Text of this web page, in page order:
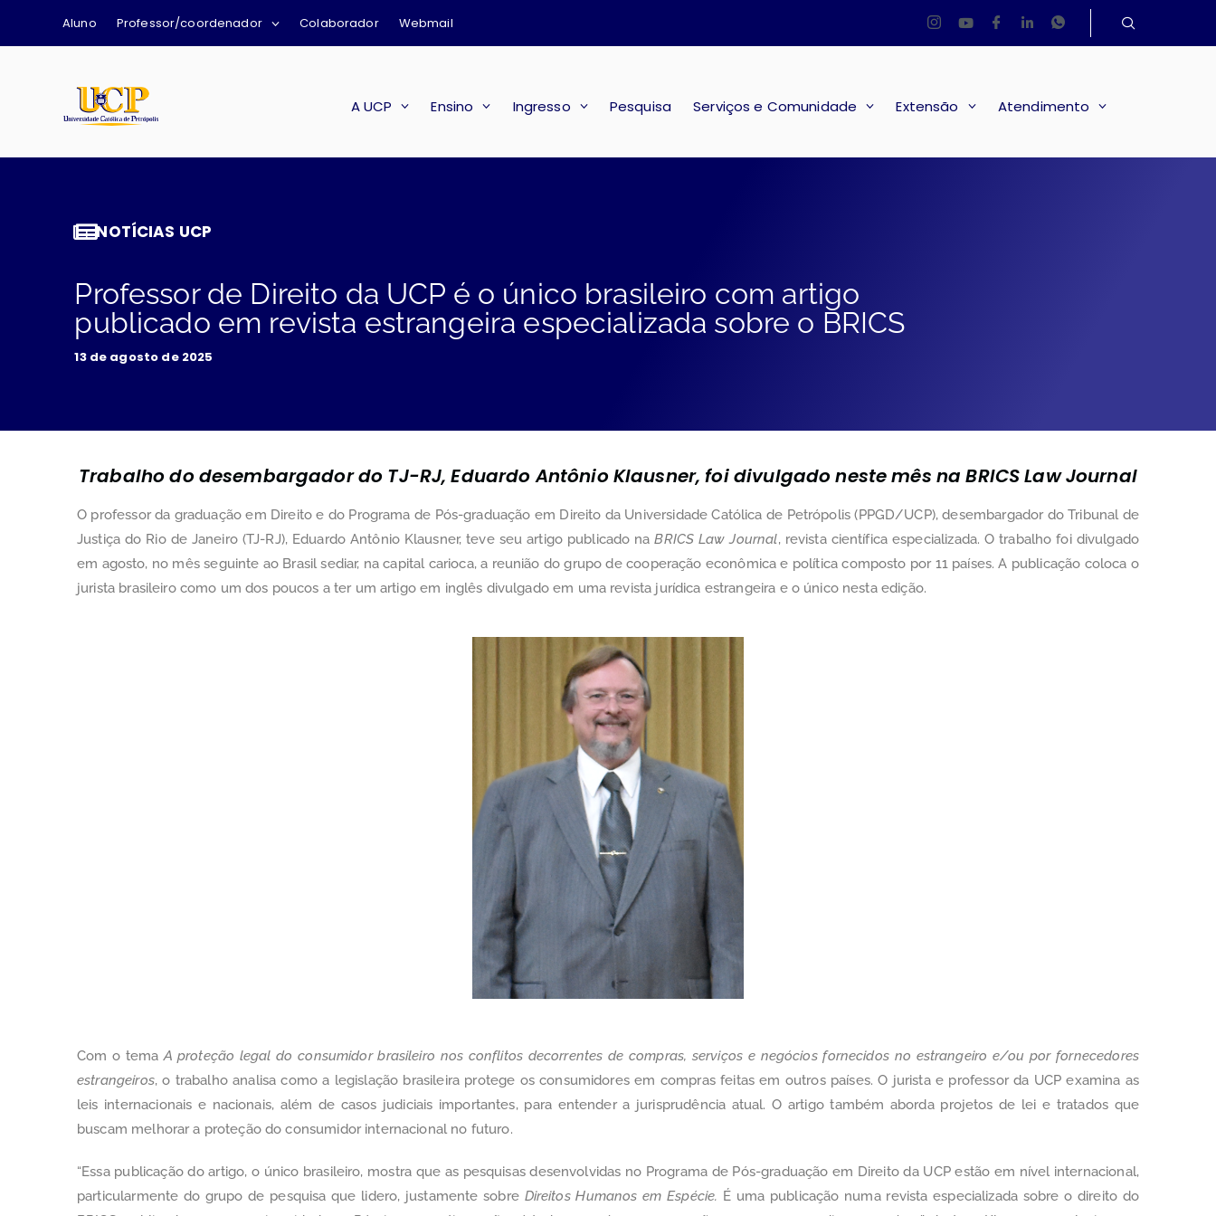
Aluno Professor/coordenador Colaborador Webmail
A UCP Ensino Ingresso Pesquisa Serviços e Comunidade Extensão Atendimento
NOTÍCIAS UCP
Professor de Direito da UCP é o único brasileiro com artigo
publicado em revista estrangeira especializada sobre o BRICS
13 de agosto de 2025
Trabalho do desembargador do TJ-RJ, Eduardo Antônio Klausner, foi divulgado neste mês na BRICS Law Journal
O professor da graduação em Direito e do Programa de Pós-graduação em Direito da Universidade Católica de Petrópolis (PPGD/UCP), desembargador do Tribunal de
Justiça do Rio de Janeiro (TJ-RJ), Eduardo Antônio Klausner, teve seu artigo publicado naBRICS Law Journal, revista científica especializada. O trabalho foi divulgado
em agosto, no mês seguinte ao Brasil sediar, na capital carioca, a reunião do grupo de cooperação econômica e política composto por 11 países. A publicação coloca o
jurista brasileiro como um dos poucos a ter um artigo em inglês divulgado em uma revista jurídica estrangeira e o único nesta edição.
Com o temaA proteção legal do consumidor brasileiro nos conflitos decorrentes de compras, serviços e negócios fornecidos no estrangeiro e/ou por fornecedores
estrangeiros, o trabalho analisa como a legislação brasileira protege os consumidores em compras feitas em outros países. O jurista e professor da UCP examina as
leis internacionais e nacionais, além de casos judiciais importantes, para entender a jurisprudência atual. O artigo também aborda projetos de lei e tratados que
buscam melhorar a proteção do consumidor internacional no futuro.
“Essa publicação do artigo, o único brasileiro, mostra que as pesquisas desenvolvidas no Programa de Pós-graduação em Direito da UCP estão em nível internacional,
particularmente do grupo de pesquisa que lidero, justamente sobre Direitos Humanos em Espécie. É uma publicação numa revista especializada sobre o direito do